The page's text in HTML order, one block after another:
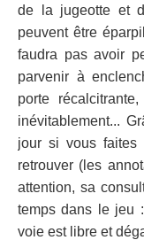
de la jugeotte et
peuvent être
faudra pas avoir
parvenir à
porte
inévitablement...
jour si vous faites
retrouver (les
attention, sa
temps dans le jeu
voie est libre et